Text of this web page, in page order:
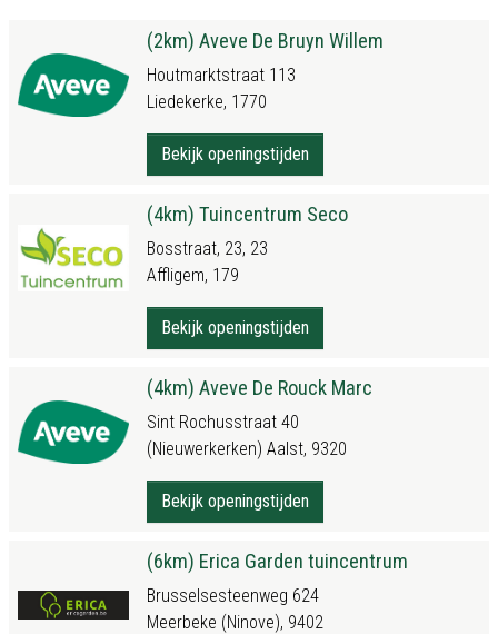
(2km) Aveve De Bruyn Willem
Houtmarktstraat 113
Liedekerke, 1770
Bekijk openingstijden
(4km) Tuincentrum Seco
Bosstraat, 23, 23
Affligem, 179
Bekijk openingstijden
(4km) Aveve De Rouck Marc
Sint Rochusstraat 40
(Nieuwerkerken) Aalst, 9320
Bekijk openingstijden
(6km) Erica Garden tuincentrum
Brusselsesteenweg 624
Meerbeke (Ninove), 9402